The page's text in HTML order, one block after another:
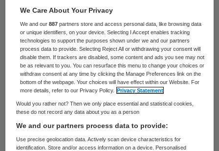
CVA Actieplan Nederland (CAN), waar de
stuurgroep mee van start is gegaan.
De stuurgroep CVA Actieplan Nederland
(CAN) is vrijdag met een feestelijke kick-off
van start gegaan. Daarin werkt een aantal
partijen samen, te weten
vertegenwoordigers van
ervaringsdeskundigen, de Hersenletsel
Alliantie, het Kennisnetwerk CVA Nederland
We Care About Your Privacy
We and our887 partners store and access personal data, like browsing data
or unique identifiers, on your device. Selecting I Accept enables tracking
technologies to support the purposes shown under we and our partners
process data to provide. Selecting Reject All or withdrawing your consent will
disable them. If trackers are disabled, some content and ads you see may not
be as relevant to you. You can resurface this menu to change your choices or
withdraw consent at any time by clicking the Manage Preferences link on the
bottom of the webpage. Your choices will have effect within our Website. For
more details, refer to our Privacy Policy.
Privacy Statement
Would you rather not? Then we only place essential and statistical cookies,
these do not record any data about you as a person
We and our partners process data to provide:
Use precise geolocation data. Actively scan device characteristics for
identification. Store and/or access information on a device. Personalised